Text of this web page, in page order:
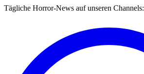
Tägliche Horror-News auf unseren Channels: